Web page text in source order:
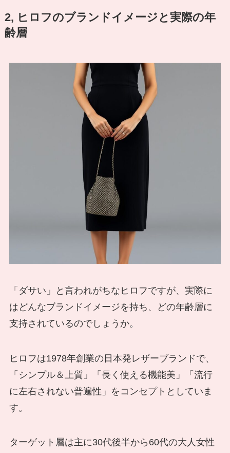
2, ヒロフのブランドイメージと実際の年
齢層
「ダサい」と言われがちなヒロフですが、実際に
はどんなブランドイメージを持ち、どの年齢層に
支持されているのでしょうか。
ヒロフは1978年創業の日本発レザーブランドで、
「シンプル＆上質」「長く使える機能美」「流行
に左右されない普遍性」をコンセプトとしていま
す。
ターゲット層は主に30代後半から60代の大人女性